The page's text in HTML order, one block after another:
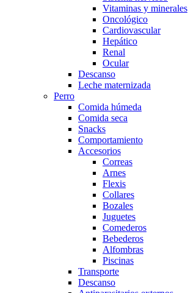
Vitaminas y minerales
Oncológico
Cardiovascular
Hepático
Renal
Ocular
Descanso
Leche maternizada
Perro
Comida húmeda
Comida seca
Snacks
Comportamiento
Accesorios
Correas
Arnes
Flexis
Collares
Bozales
Juguetes
Comederos
Bebederos
Alfombras
Piscinas
Transporte
Descanso